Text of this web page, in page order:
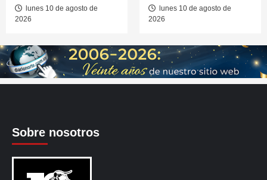
lunes 10 de agosto de
2026
lunes 10 de agosto de
2026
Sobre nosotros